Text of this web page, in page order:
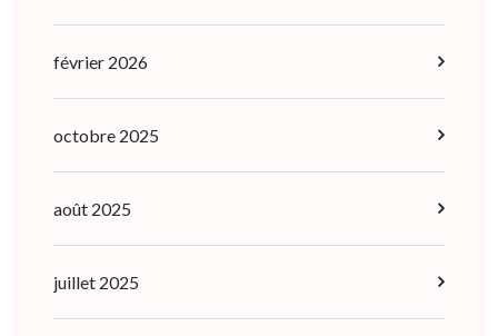
février 2026
octobre 2025
août 2025
juillet 2025